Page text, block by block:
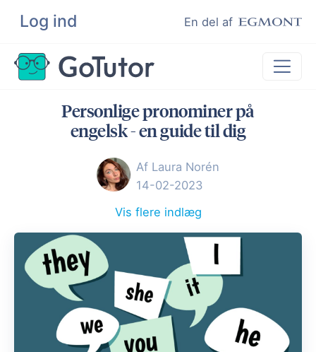
Log ind En del af
Søg
Lektiehjælp
Hjælp til ordblinde
Kundeudtalelser
Personlige pronominer på
engelsk - en guide til dig
Af Laura Norén
14-02-2023
Vis flere indlæg